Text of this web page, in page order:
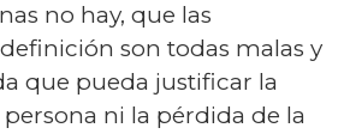
no hay, que las
son todas malas y
que pueda justificar la
ni la pérdida de la